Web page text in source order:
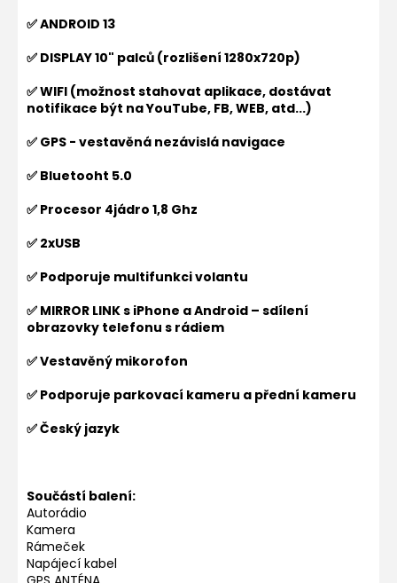
✅ ANDROID 13
✅ DISPLAY 10" palců (rozlišení 1280x720p)
✅ WIFI (možnost stahovat aplikace, dostávat
notifikace být na YouTube, FB, WEB, atd...)
✅ GPS - vestavěná nezávislá navigace
✅ Bluetooht 5.0
✅ Procesor 4jádro 1,8 Ghz
✅ 2xUSB
✅ Podporuje multifunkci volantu
✅ MIRROR LINK s iPhone a Android – sdílení
obrazovky telefonu s rádiem
✅ Vestavěný mikorofon
✅ Podporuje parkovací kameru a přední kameru
✅ Český jazyk
Součástí balení:
Autorádio
Kamera
Rámeček
Napájecí kabel